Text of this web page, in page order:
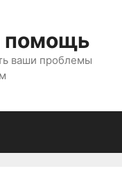
помощь
ваши проблемы